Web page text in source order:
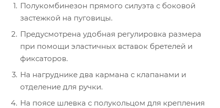
Полукомбинезон прямого силуэта с боковой
застежкой на пуговицы.
Предусмотрена удобная регулировка размера
при помощи эластичных вставок бретелей и
фиксаторов.
На нагруднике два кармана с клапанами и
отделение для ручки.
На поясе шлевка с полукольцом для крепления